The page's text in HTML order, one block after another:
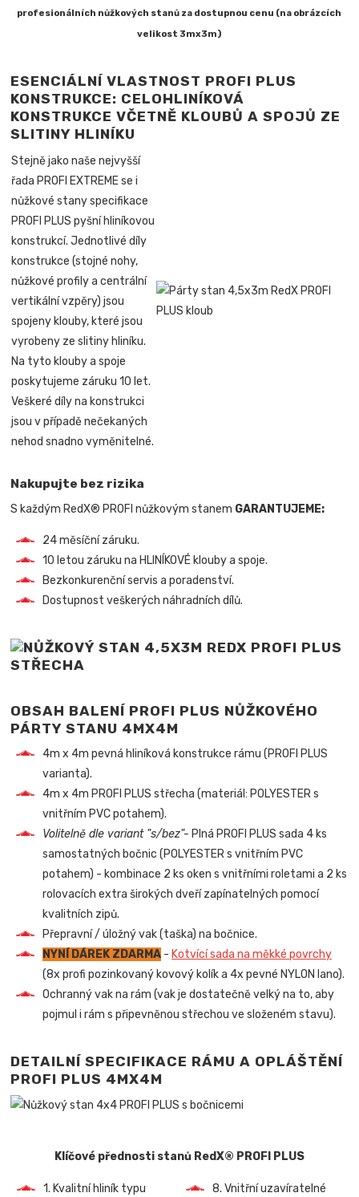
profesionálních nůžkových stanů za dostupnou cenu (na obrázcích
velikost 3mx3m)
ESENCIÁLNÍ VLASTNOST PROFI PLUS
KONSTRUKCE: CELOHLINÍKOVÁ
KONSTRUKCE VČETNĚ KLOUBŮ A SPOJŮ ZE
SLITINY HLINÍKU
Stejně jako naše nejvyšší
řada PROFI EXTREME se i
nůžkové stany specifikace
PROFI PLUS pyšní hliníkovou
konstrukcí. Jednotlivé díly
konstrukce (stojné nohy,
nůžkové profily a centrální
vertikální vzpěry) jsou
spojeny klouby, které jsou
vyrobeny ze slitiny hliníku.
Na tyto klouby a spoje
poskytujeme záruku 10 let.
Veškeré díly na konstrukci
jsou v případě nečekaných
nehod snadno vyměnitelné.
Nakupujte bez rizika
S každým RedX® PROFI nůžkovým stanem GARANTUJEME:
24 měsíční záruku.
10 letou záruku na HLINÍKOVÉ klouby a spoje.
Bezkonkurenční servis a poradenství.
Dostupnost veškerých náhradních dílů.
OBSAH BALENÍ PROFI PLUS NŮŽKOVÉHO
PÁRTY STANU 4MX4M
4m x 4m pevná hliníková konstrukce rámu (PROFI PLUS
varianta).
4m x 4m PROFI PLUS střecha (materiál: POLYESTER s
vnitřním PVC potahem).
Volitelně dle variant "s/bez"- Plná PROFI PLUS sada 4 ks
samostatných bočnic (POLYESTER s vnitřním PVC
potahem) - kombinace 2 ks oken s vnitřními roletami a 2 ks
rolovacích extra širokých dveří zapínatelných pomocí
kvalitních zipů.
Přepravní / úložný vak (taška) na bočnice.
NYNÍ DÁREK ZDARMA - Kotvící sada na měkké povrchy
(8x profi pozinkovaný kovový kolík a 4x pevné NYLON lano).
Ochranný vak na rám (vak je dostatečně velký na to, aby
pojmul i rám s připevněnou střechou ve složeném stavu).
DETAILNÍ SPECIFIKACE RÁMU A OPLÁŠTĚNÍ
PROFI PLUS 4MX4M
Klíčové přednosti stanů RedX® PROFI PLUS
1. Kvalitní hliník typu
8. Vnitřní uzavíratelné